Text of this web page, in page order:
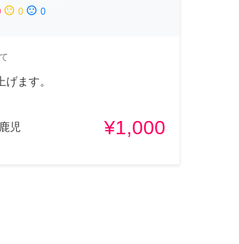
sentiment_neutral 0 sentiment_dissatisfied 0
ます。
児
¥1,000